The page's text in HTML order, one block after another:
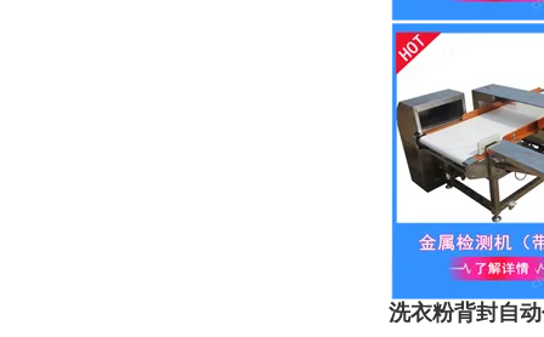
洗衣粉背封自